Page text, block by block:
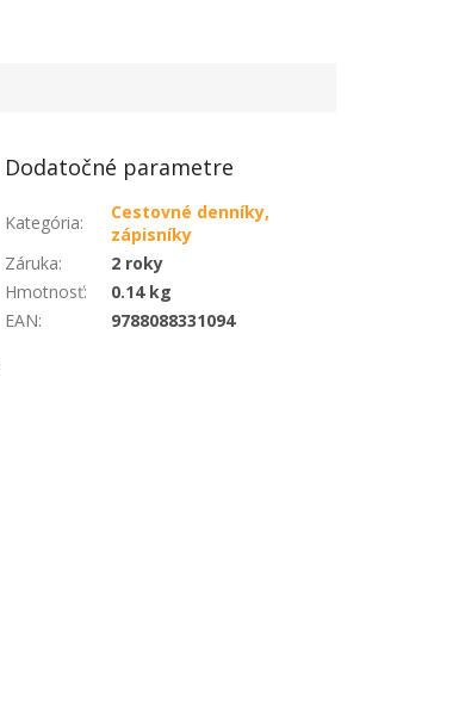
Dodatočné parametre
Kategória:
Cestovné denníky,
zápisníky
Záruka:
2 roky
Hmotnosť:
0.14 kg
EAN: 9788088331094